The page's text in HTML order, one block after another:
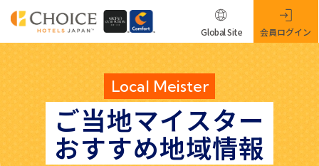
Local Meister
ご当地マイスター
おすすめ地域情報
Global Site 会員ログイン